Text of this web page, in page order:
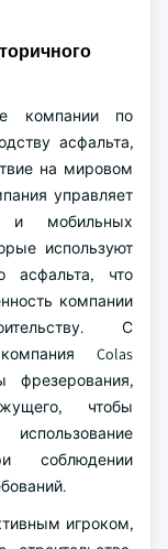
компании по
асфальта,
на мировом
управляет
и мобильных
используют
асфальта, что
компании
С
Colas
фрезерования,
чтобы
соблюдении
игроком,